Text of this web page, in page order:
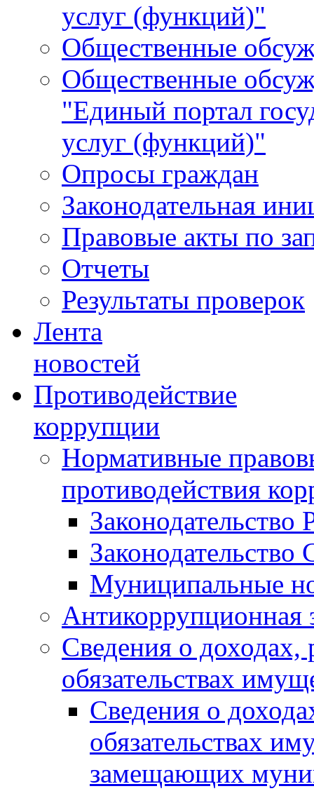
услуг (функций)"
Общественные
Общественные
"Единый портал
услуг (функций)"
Опросы граждан
Законодательная
Правовые акты по
Отчеты
Результаты проверок
Лента
новостей
Противодействие
коррупции
Нормативные
противодействия
Законодательство
Муниципальные
Антикоррупционная
Сведения о доходах,
обязательствах
Сведения о
обязательствах
замещающих